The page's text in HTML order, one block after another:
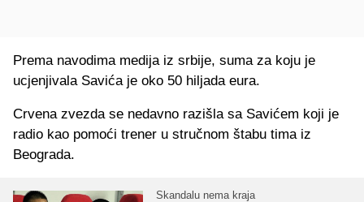
Prema navodima medija iz srbije, suma za koju je
ucjenjivala Savića je oko 50 hiljada eura.
Crvena zvezda se nedavno razišla sa Savićem koji je
radio kao pomoći trener u stručnom štabu tima iz
Beograda.
Skandalu nema kraja